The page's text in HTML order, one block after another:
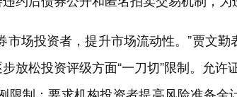
市场投资者，提升市场流动性。”贾文
放松投资评级方面“一刀切”限制。允许